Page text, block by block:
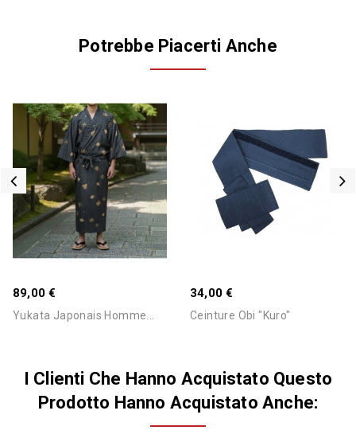
Potrebbe Piacerti Anche
89,00 €
Yukata Japonais Homme...
34,00 €
Ceinture Obi "Kuro"
I Clienti Che Hanno Acquistato Questo
Prodotto Hanno Acquistato Anche: